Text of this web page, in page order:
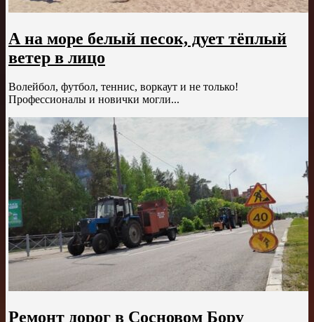
А на море белый песок, дует тёплый
ветер в лицо
Волейбол, футбол, теннис, воркаут и не только!
Профессионалы и новички могли...
Ремонт дорог в Сосновом Бору